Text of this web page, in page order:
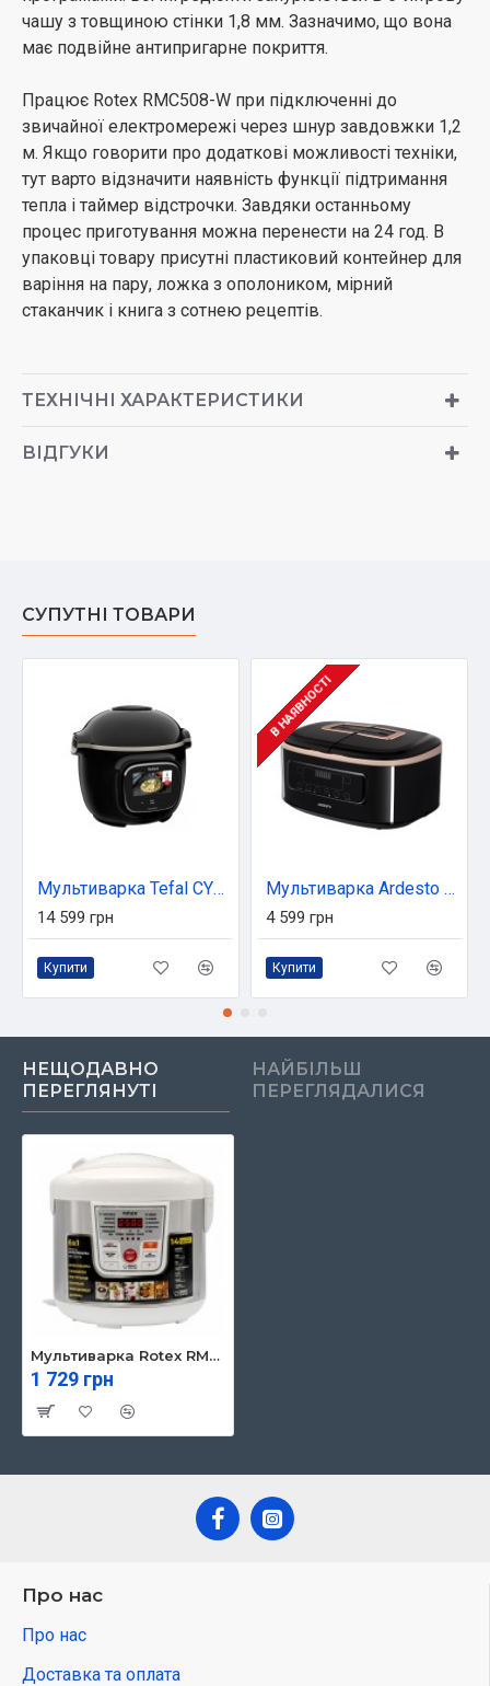
чашу з товщиною стінки 1,8 мм. Зазначимо, що вона
має подвійне антипригарне покриття.
Працює Rotex RMC508-W при підключенні до
звичайної електромережі через шнур завдовжки 1,2
м. Якщо говорити про додаткові можливості техніки,
тут варто відзначити наявність функції підтримання
тепла і таймер відстрочки. Завдяки останньому
процес приготування можна перенести на 24 год. В
упаковці товару присутні пластиковий контейнер для
варіння на пару, ложка з ополоником, мірний
стаканчик і книга з сотнею рецептів.
ТЕХНІЧНІ ХАРАКТЕРИСТИКИ
ВІДГУКИ
СУПУТНІ ТОВАРИ
Мультиварка Tefal CY912830
14 599 грн
Купити
В НАЯВНОСТІ
Мультиварка Ardesto DMC-SS1812B
4 599 грн
Купити
НЕЩОДАВНО
ПЕРЕГЛЯНУТІ
НАЙБІЛЬШ
ПЕРЕГЛЯДАЛИСЯ
Мультиварка Rotex RMC508-W
1 729 грн
Про нас
Про нас
Доставка та оплата